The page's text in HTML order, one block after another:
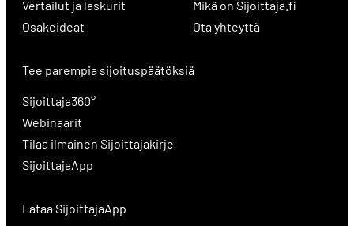
Vertailut ja laskurit
Osakeideat
Mikä on Sijoittaja.fi
Ota yhteyttä
Tee parempia sijoituspäätöksiä
Sijoittaja360°
Webinaarit
Tilaa ilmainen Sijoittajakirje
SijoittajaApp
Lataa SijoittajaApp